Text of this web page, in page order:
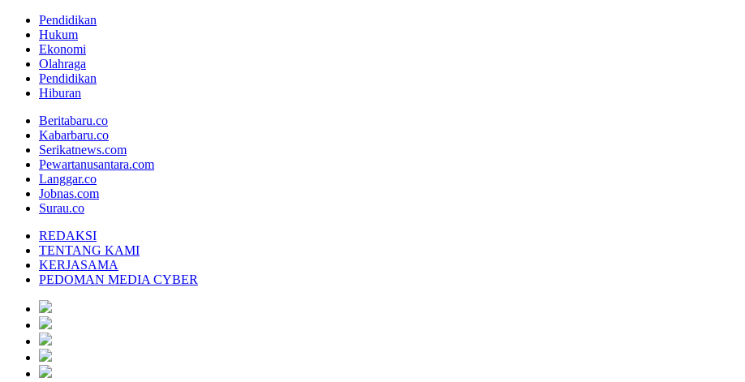
Pendidikan
Hukum
Ekonomi
Olahraga
Pendidikan
Hiburan
Beritabaru.co
Kabarbaru.co
Serikatnews.com
Pewartanusantara.com
Langgar.co
Jobnas.com
Surau.co
REDAKSI
TENTANG KAMI
KERJASAMA
PEDOMAN MEDIA CYBER